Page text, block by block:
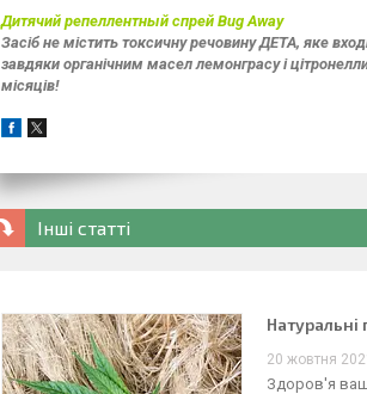
Дитячий репеллентный спрей Bug Away
Засіб не містить токсичну речовину ДЕТА, яке
завдяки органічним масел лемонграсу і
місяців!
Інші статті
Натуральні
20 жовтня
Здоров'я